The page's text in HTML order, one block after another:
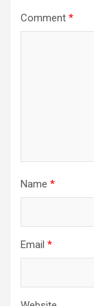
Comment *
Name *
Email *